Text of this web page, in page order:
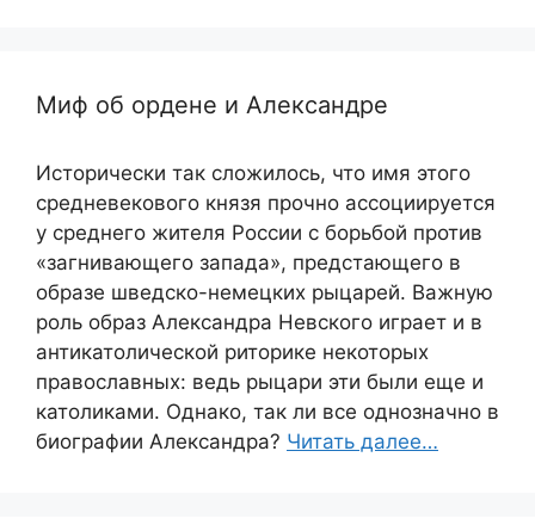
Миф об ордене и Александре
Исторически так сложилось, что имя этого
средневекового князя прочно ассоциируется
у среднего жителя России с борьбой против
«загнивающего запада», предстающего в
образе шведско-немецких рыцарей. Важную
роль образ Александра Невского играет и в
антикатолической риторике некоторых
православных: ведь рыцари эти были еще и
католиками. Однако, так ли все однозначно в
биографии Александра? Читать далее…